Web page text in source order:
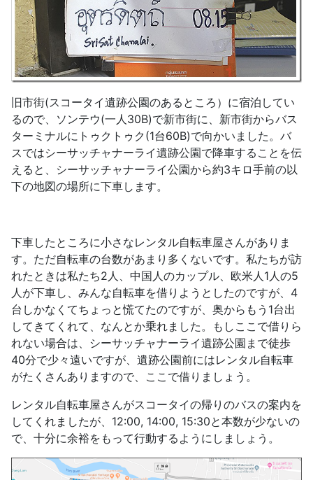
旧市街(スコータイ遺跡公園のあるところ）に宿泊してい
るので、ソンテウ(一人30B)で新市街に、新市街からバス
ターミナルにトゥクトゥク(1台60B)で向かいました。バ
スではシーサッチャナーライ遺跡公園で降車することを伝
えると、シーサッチャナーライ公園から約3キロ手前の以
下の地図の場所に下車します。
下車したところに小さなレンタル自転車屋さんがありま
す。ただ自転車の台数があまり多くないです。私たちが訪
れたときは私たち2人、中国人のカップル、欧米人1人の5
人が下車し、みんな自転車を借りようとしたのですが、4
台しかなくてちょっと慌てたのですが、奥からもう1台出
してきてくれて、なんとか乗れました。もしここで借りら
れない場合は、シーサッチャナーライ遺跡公園まで徒歩
40分で少々遠いですが、遺跡公園前にはレンタル自転車
がたくさんありますので、ここで借りましょう。
レンタル自転車屋さんがスコータイの帰りのバスの案内を
してくれましたが、12:00, 14:00, 15:30と本数が少ないの
で、十分に余裕をもって行動するようにしましょう。